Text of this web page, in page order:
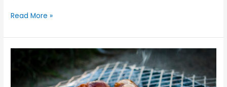
La
de
un
cara.
Read More »